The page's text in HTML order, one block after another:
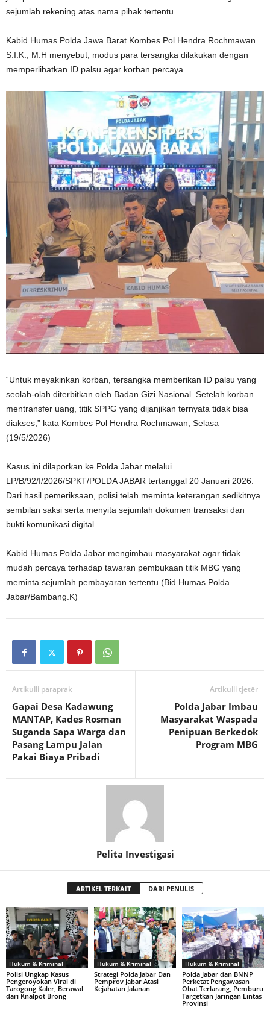
sejumlah rekening atas nama pihak tertentu.
‎Kabid Humas Polda Jawa Barat Kombes Pol Hendra Rochmawan
S.I.K., M.H menyebut, modus para tersangka dilakukan dengan
memperlihatkan ID palsu agar korban percaya.
‎“Untuk meyakinkan korban, tersangka memberikan ID palsu yang
seolah-olah diterbitkan oleh Badan Gizi Nasional. Setelah korban
mentransfer uang, titik SPPG yang dijanjikan ternyata tidak bisa
diakses,” kata Kombes Pol Hendra Rochmawan, Selasa
(19/5/2026)
‎Kasus ini dilaporkan ke Polda Jabar melalui
LP/B/92/I/2026/SPKT/POLDA JABAR tertanggal 20 Januari 2026.
Dari hasil pemeriksaan, polisi telah meminta keterangan sedikitnya
sembilan saksi serta menyita sejumlah dokumen transaksi dan
bukti komunikasi digital.
‎Kabid Humas Polda Jabar mengimbau masyarakat agar tidak
mudah percaya terhadap tawaran pembukaan titik MBG yang
meminta sejumlah pembayaran tertentu.(Bid Humas Polda
Jabar/Bambang.K)
Artikulli paraprak
Gapai Desa Kadawung
MANTAP, Kades Rosman
Suganda Sapa Warga dan
Pasang Lampu Jalan
Pakai Biaya Pribadi
Artikulli tjetër
Polda Jabar Imbau
Masyarakat Waspada
Penipuan Berkedok
Program MBG
Pelita Investigasi
ARTIKEL TERKAIT DARI PENULIS
Hukum & Kriminal
Polisi Ungkap Kasus
Pengeroyokan Viral di
Tarogong Kaler, Berawal
dari Knalpot Brong
Hukum & Kriminal
Strategi Polda Jabar Dan
Pemprov Jabar Atasi
Kejahatan Jalanan
Hukum & Kriminal
Polda Jabar dan BNNP
Perketat Pengawasan
Obat Terlarang, Pemburu
Targetkan Jaringan Lintas
Provinsi